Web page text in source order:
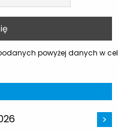
powyżej danych w
>